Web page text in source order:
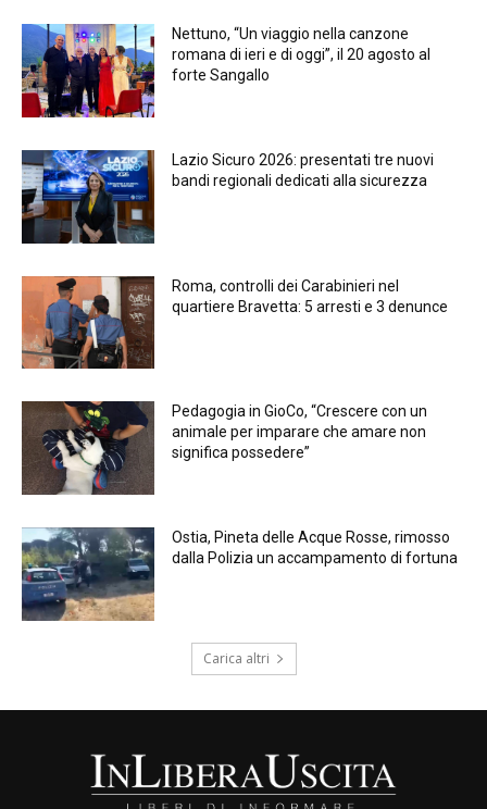
Nettuno, “Un viaggio nella canzone
romana di ieri e di oggi”, il 20 agosto al
forte Sangallo
Lazio Sicuro 2026: presentati tre nuovi
bandi regionali dedicati alla sicurezza
Roma, controlli dei Carabinieri nel
quartiere Bravetta: 5 arresti e 3 denunce
Pedagogia in GioCo, “Crescere con un
animale per imparare che amare non
significa possedere”
Ostia, Pineta delle Acque Rosse, rimosso
dalla Polizia un accampamento di fortuna
Carica altri